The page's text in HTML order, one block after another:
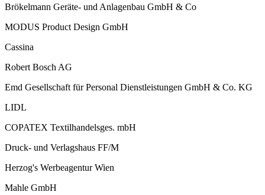
Brökelmann Geräte- und Anlagenbau GmbH & Co
MODUS Product Design GmbH
Cassina
Robert Bosch AG
Emd Gesellschaft für Personal Dienstleistungen GmbH & Co. KG
LIDL
COPATEX Textilhandelsges. mbH
Druck- und Verlagshaus FF/M
Herzog's Werbeagentur Wien
Mahle GmbH